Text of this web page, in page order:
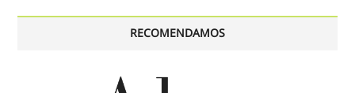
RECOMENDAMOS